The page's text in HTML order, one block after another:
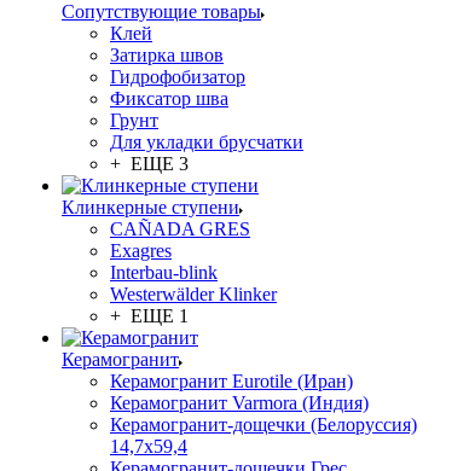
Сопутствующие товары
Клей
Затирка швов
Гидрофобизатор
Фиксатор шва
Грунт
Для укладки брусчатки
+ ЕЩЕ 3
Клинкерные ступени
CAÑADA GRES
Exagres
Interbau-blink
Westerwälder Klinker
+ ЕЩЕ 1
Керамогранит
Керамогранит Eurotile (Иран)
Керамогранит Varmora (Индия)
Керамогранит-дощечки (Белоруссия)
14,7x59,4